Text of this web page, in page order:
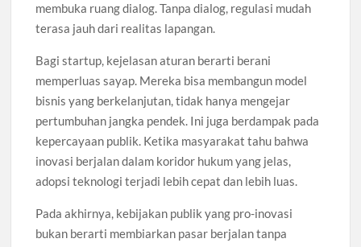
membuka ruang dialog. Tanpa dialog, regulasi mudah
terasa jauh dari realitas lapangan.
Bagi startup, kejelasan aturan berarti berani
memperluas sayap. Mereka bisa membangun model
bisnis yang berkelanjutan, tidak hanya mengejar
pertumbuhan jangka pendek. Ini juga berdampak pada
kepercayaan publik. Ketika masyarakat tahu bahwa
inovasi berjalan dalam koridor hukum yang jelas,
adopsi teknologi terjadi lebih cepat dan lebih luas.
Pada akhirnya, kebijakan publik yang pro-inovasi
bukan berarti membiarkan pasar berjalan tanpa